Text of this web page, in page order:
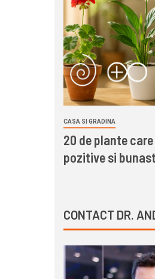
CASA SI GRADINA
20 de plante
pozitive si
CONTACT DR.